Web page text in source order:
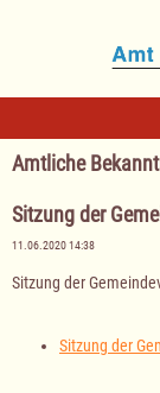
Amtliche
Sitzung der
11.06.2020 14:38
Sitzung der
Sitzung der